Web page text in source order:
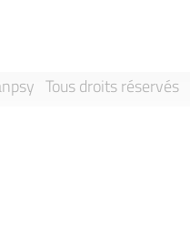
Tous droits réservés